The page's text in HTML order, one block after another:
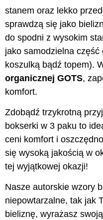
stanem oraz lekko
sprawdzą się jako
do spodni z wysokim
jako samodzielna
koszulką bądź topem).
organicznej GOTS,
komfort.
Zdobądź trzykrotną
bokserki w 3 paku to
ceni komfort i
się wysoką jakością w
tej wyjątkowej okazji!
Nasze autorskie wzory
niepowtarzalne, tak jak
bieliznę, wyrażasz